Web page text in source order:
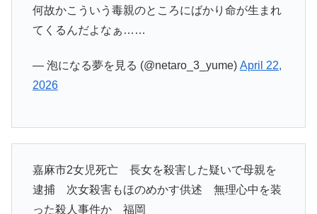
何故かこういう毒親のところにばかり命が生まれ
てくるんだよなぁ……
— 泡になる夢を見る (@netaro_3_yume) April 22,
2026
嘉麻市2女児死亡 長女を殺害した疑いで母親を
逮捕 次女殺害もほのめかす供述 無理心中を装
った殺人事件か 福岡